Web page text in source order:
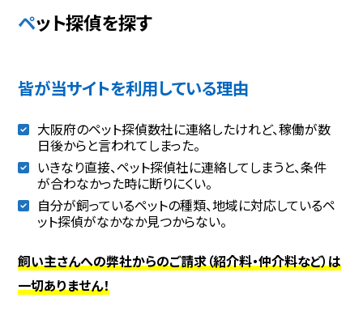
ペット探偵を探す
皆が当サイトを利用している理由
大阪府のペット探偵数社に連絡したけれど、稼働が数
日後からと言われてしまった。
いきなり直接、ペット探偵社に連絡してしまうと、条件
が合わなかった時に断りにくい。
自分が飼っているペットの種類、地域に対応しているペ
ット探偵がなかなか見つからない。
飼い主さんへの弊社からのご請求（紹介料・仲介料など）は
一切ありません！